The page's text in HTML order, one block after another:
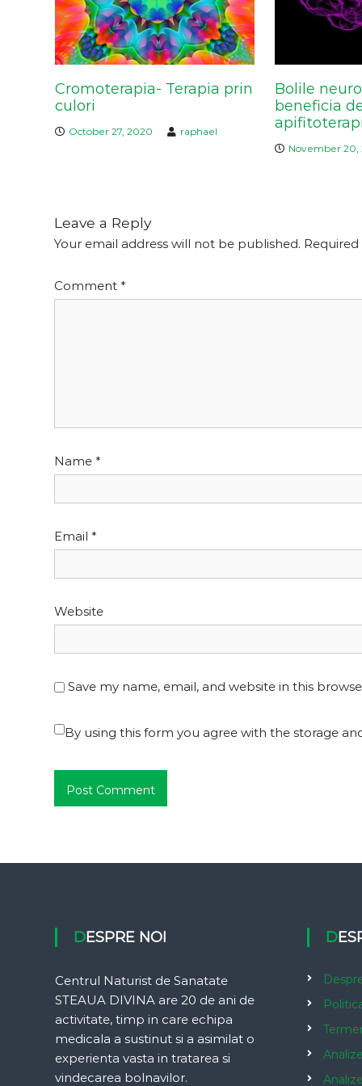
t
i
o
n
Cromoterapia- Terapia prin
culori
October 27, 2020 raphael
Bolile
beneficia
November 20,
Leave a Reply
Your email address will not be published.
Comment*
Name*
Email*
Website
Save my name, email, and website in this
By using this form you agree with the storage
DESPRE NOI
Centrul Naturist de Sanatate
STEAUA DIVINA are 20 de ani de
activitate, timp in care echipa
medicala a sustinut si a asimilat o
experienta vasta in tratarea si
vindecarea bolnavilor.